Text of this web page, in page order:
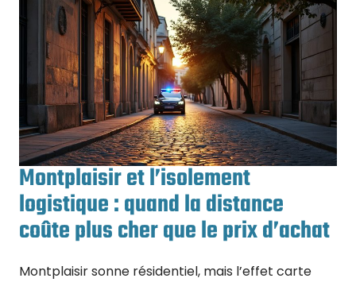
Montplaisir et l’isolement
logistique : quand la distance
coûte plus cher que le prix d’achat
Montplaisir sonne résidentiel, mais l’effet carte